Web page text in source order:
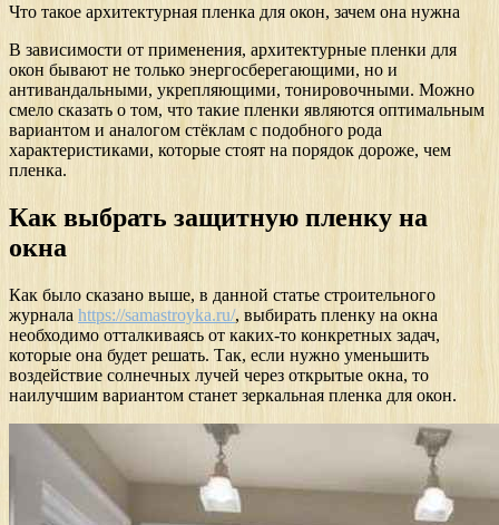
Что такое архитектурная пленка для окон, зачем она нужна
В зависимости от применения, архитектурные пленки для
окон бывают не только энергосберегающими, но и
антивандальными, укрепляющими, тонировочными. Можно
смело сказать о том, что такие пленки являются оптимальным
вариантом и аналогом стёклам с подобного рода
характеристиками, которые стоят на порядок дороже, чем
пленка.
Как выбрать защитную пленку на
окна
Как было сказано выше, в данной статье строительного
журнала https://samastroyka.ru/, выбирать пленку на окна
необходимо отталкиваясь от каких-то конкретных задач,
которые она будет решать. Так, если нужно уменьшить
воздействие солнечных лучей через открытые окна, то
наилучшим вариантом станет зеркальная пленка для окон.